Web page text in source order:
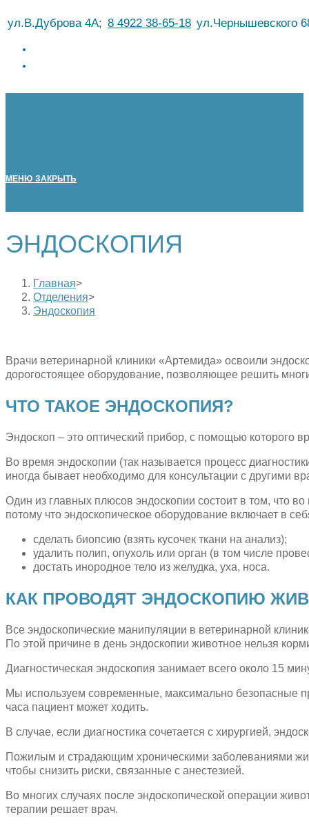
кул.В.Дуброва 4А; 8 4922 38-65-18 ул.Чернышевского
МЕНЮ ЗАКРЫТЬ
ЭНДОСКОПИЯ
Главная>
Отделения>
Эндоскопия
Врачи ветеринарной клиники «Артемида» освоили
дорогостоящее оборудование, позволяющее решить
ЧТО ТАКОЕ ЭНДОСКОПИЯ?
Эндоскоп – это оптический прибор, с помощью которого
Во время эндоскопии (так называется процесс
иногда бывает необходимо для консультации с другими
Один из главных плюсов эндоскопии состоит в том, что
потому что эндоскопическое оборудование включает в
сделать биопсию (взять кусочек ткани на анализ);
удалить полип, опухоль или орган (в том числе
достать инородное тело из желудка, уха, носа.
КАК ПРОВОДЯТ ЭНДОСКОПИЮ
Все эндоскопические манипуляции в ветеринарной
По этой причине в день эндоскопии животное нельзя
Диагностическая эндоскопия занимает всего около 15
Мы используем современные, максимально безопасные
часа пациент может ходить.
В случае, если диагностика сочетается с хирургией,
Пожилым и страдающим хроническими заболеваниями
чтобы снизить риски, связанные с анестезией.
Во многих случаях после эндоскопической операции
терапии решает врач.